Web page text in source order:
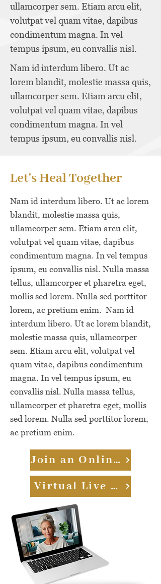
ullamcorper sem. Etiam arcu elit,
volutpat vel quam vitae, dapibus
condimentum magna. In vel
tempus ipsum, eu convallis nisl.
Nam id interdum libero. Ut ac
lorem blandit, molestie massa quis,
ullamcorper sem. Etiam arcu elit,
volutpat vel quam vitae, dapibus
condimentum magna. In vel
tempus ipsum, eu convallis nisl.
Let's Heal Together
Nam id interdum libero. Ut ac lorem
blandit, molestie massa quis,
ullamcorper sem. Etiam arcu elit,
volutpat vel quam vitae, dapibus
condimentum magna. In vel tempus
ipsum, eu convallis nisl. Nulla massa
tellus, ullamcorper et pharetra eget,
mollis sed lorem. Nulla sed porttitor
lorem, ac pretium enim. Nam id
interdum libero. Ut ac lorem blandit,
molestie massa quis, ullamcorper
sem. Etiam arcu elit, volutpat vel
quam vitae, dapibus condimentum
magna. In vel tempus ipsum, eu
convallis nisl. Nulla massa tellus,
ullamcorper et pharetra eget, mollis
sed lorem. Nulla sed porttitor lorem,
ac pretium enim.
Join an Online Class
Virtual Live Q&A